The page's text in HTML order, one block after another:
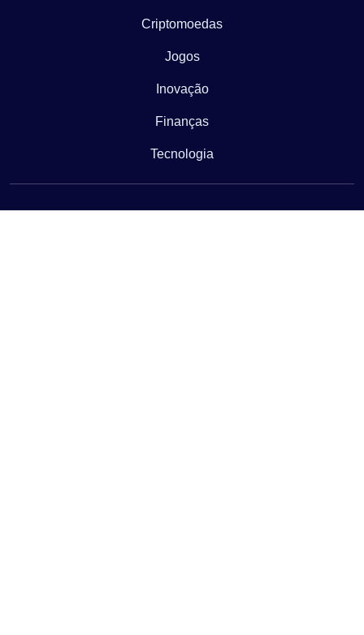
Criptomoedas
Jogos
Inovação
Finanças
Tecnologia